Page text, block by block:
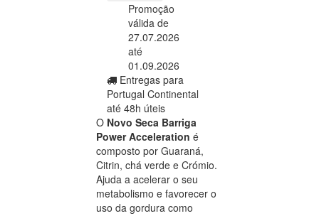
Promoção
válida de
27.07.2026
até
01.09.2026
Entregas para
Portugal Continental
até 48h úteis
O Novo Seca Barriga
Power Acceleration é
composto por Guaraná,
Citrin, chá verde e Crómio.
Ajuda a acelerar o seu
metabolismo e favorecer o
uso da gordura como